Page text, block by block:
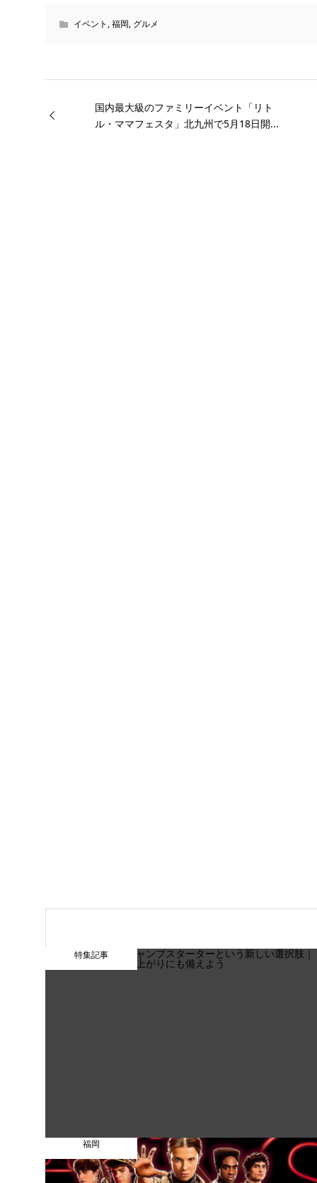
イベント ,福岡, グルメ
国内最大級のファミリーイベント「リト
ル・ママフェスタ」北九州で5月18日開...
特集記事
福岡